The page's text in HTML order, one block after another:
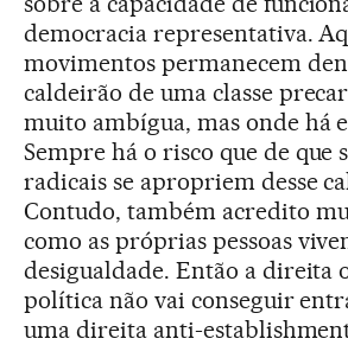
democracia representativa.
movimentos permanecem
caldeirão de uma classe
muito ambígua, mas onde há
Sempre há o risco que de que
radicais se apropriem desse
Contudo, também acredito
como as próprias pessoas
desigualdade. Então a direita
política não vai conseguir
uma direita anti-